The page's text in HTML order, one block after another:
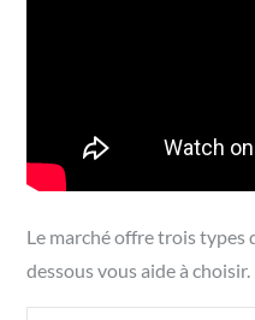
Le marché offre trois types
dessous vous aide à choisir.